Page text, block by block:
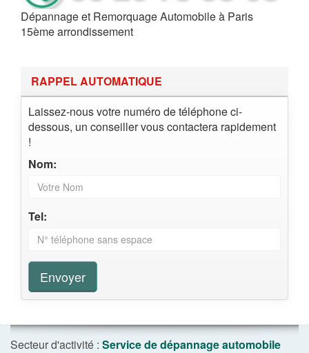
Dépannage et Remorquage Automobile à Paris
15ème arrondissement
RAPPEL AUTOMATIQUE
Laissez-nous votre numéro de téléphone ci-
dessous, un conseiller vous contactera rapidement
!
Nom:
Tel:
Envoyer
Secteur d'activité : Service de dépannage automobile